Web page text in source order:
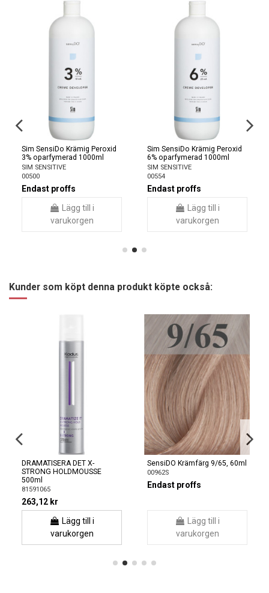
Sim SensiDo Krämig Peroxid
3% oparfymerad 1000ml
SIM SENSITIVE
00500
Endast proffs
Lägg till i
varukorgen
Sim SensiDo Krämig Peroxid
6% oparfymerad 1000ml
SIM SENSITIVE
00554
Endast proffs
Lägg till i
varukorgen
Kunder som köpt denna produkt köpte också:
DRAMATISERA DET X-
STRONG HOLDMOUSSE
500ml
81591065
263,12 kr
Lägg till i
varukorgen
SensiDO Krämfärg 9/65, 60ml
00962S
Endast proffs
Lägg till i
varukorgen